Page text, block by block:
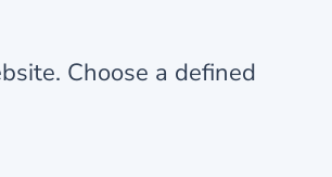
Choose a defined